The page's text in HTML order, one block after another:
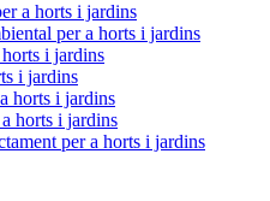
a horts i jardins
per a horts i jardins
i jardins
i jardins
horts i jardins
horts i jardins
per a horts i jardins